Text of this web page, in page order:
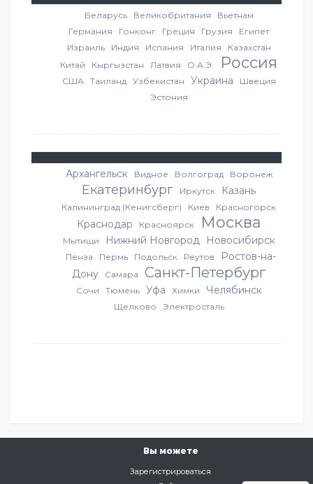
Беларусь Великобритания
Вьетнам
Германия
Гонконг Греция Грузия
Египет
Израиль
Индия Испания Италия
Казахстан
Китай
Кыргызстан Латвия О.А.Э. Россия
США Таиланд Узбекистан Украина
Швеция
Эстония
Архангельск Видное Волгоград Воронеж
Екатеринбург Иркутск Казань
Калининград (Кенигсберг) Киев Красногорск
Краснодар Красноярск Москва
Мытищи Нижний Новгород Новосибирск
Пенза Пермь Подольск Реутов
Ростов-на-
Дону
Самара Санкт-Петербург
Сочи Тюмень Уфа Химки Челябинск
Щелково Электросталь
Вы можете
Зарегистрироваться